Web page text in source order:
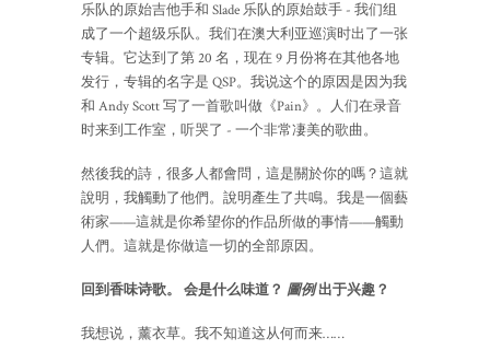
乐队的原始吉他手和 Slade 乐队的原始鼓手 - 我们组
成了一个超级乐队。我们在澳大利亚巡演时出了一张
专辑。它达到了第 20 名，现在 9 月份将在其他各地
发行，专辑的名字是 QSP。我说这个的原因是因为我
和 Andy Scott 写了一首歌叫做《Pain》。人们在录音
时来到工作室，听哭了 - 一个非常凄美的歌曲。
然後我的詩，很多人都會問，這是關於你的嗎？這就
說明，我觸動了他們。說明產生了共鳴。我是一個藝
術家——這就是你希望你的作品所做的事情——觸動
人們。這就是你做這一切的全部原因。
回到香味诗歌。 会是什么味道？ 圖例出于兴趣？
我想说，薰衣草。我不知道这从何而来……